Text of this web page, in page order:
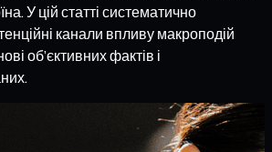
У цій статті систематично
канали впливу макроподій
об’єктивних фактів і